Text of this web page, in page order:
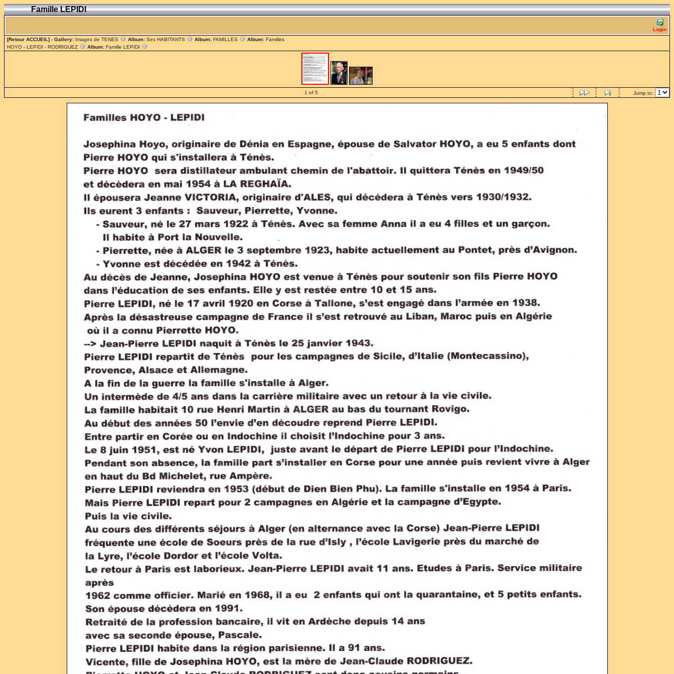
Famille LEPIDI
Login
[Retour ACCUEIL] - Gallery: Images de TENES Album: Ses HABITANTS Album: FAMILLES Album: Familles
HOYO - LEPIDI - RODRIGUEZ
Album: Famille LEPIDI
1 of 5 Jump to: